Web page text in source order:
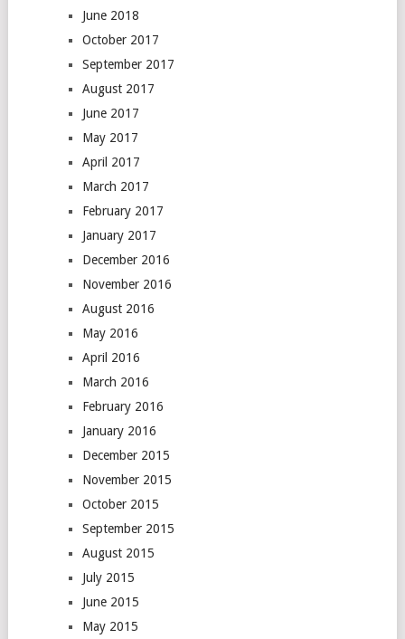
June 2018
October 2017
September 2017
August 2017
June 2017
May 2017
April 2017
March 2017
February 2017
January 2017
December 2016
November 2016
August 2016
May 2016
April 2016
March 2016
February 2016
January 2016
December 2015
November 2015
October 2015
September 2015
August 2015
July 2015
June 2015
May 2015